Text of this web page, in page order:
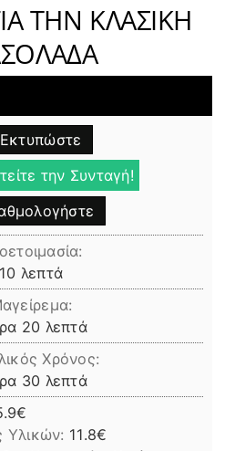
ΤΗΝ ΚΛΑΣΙΚΗ
την Συνταγή!
10 λεπτά
λεπτά
20 λεπτά
λεπτά
Χρόνος:
30 λεπτά
λεπτά
Υλικών: 11.8